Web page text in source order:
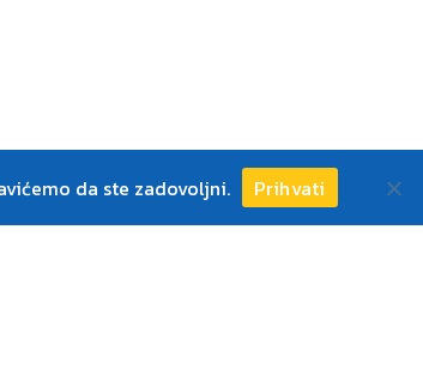
da ste zadovoljni. Prihvati